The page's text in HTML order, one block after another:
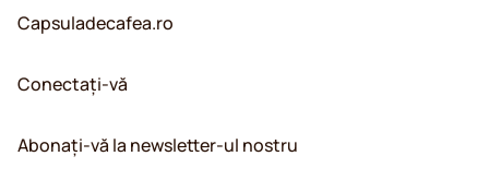
Capsuladecafea.ro
Conectați-vă
Abonați-vă la newsletter-ul nostru